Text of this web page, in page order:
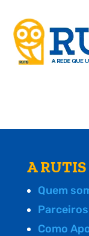
A RUTIS
Quem
Parceiros
Como